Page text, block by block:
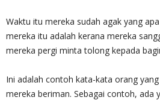
Waktu itu mereka sudah agak yang
mereka itu adalah kerana mereka
mereka pergi minta tolong kepada
Ini adalah contoh kata-kata orang
mereka beriman. Sebagai contoh, ada